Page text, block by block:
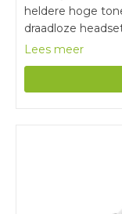
heldere hoge
draadloze
het gamen.Door
van 324 gram is
vergelijkbare
Lees meer